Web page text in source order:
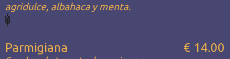
agridulce, albahaca y menta.
Parmigiana € 14.00